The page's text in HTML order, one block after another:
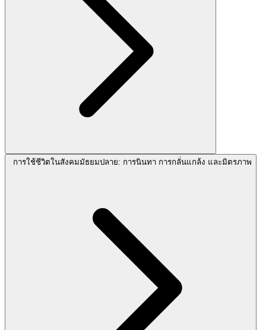
การใช้ชีวิตในสังคมมัธยมปลาย: การนินทา การกลั่นแกล้ง และมิตรภาพ